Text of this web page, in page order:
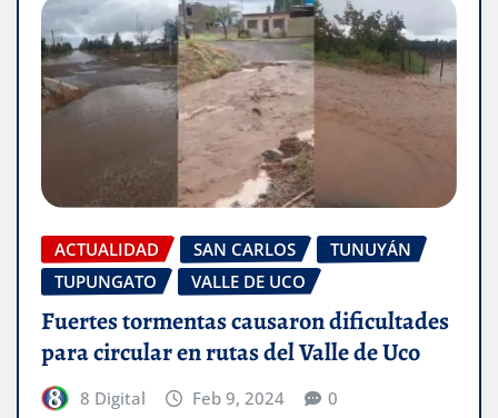
ACTUALIDAD SAN CARLOS
TUNUYÁN
TUPUNGATO
VALLE DE UCO
Fuertes tormentas causaron dificultades
para circular en rutas del Valle de Uco
8 Digital Feb 9, 2024 0